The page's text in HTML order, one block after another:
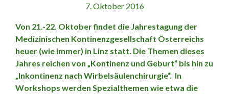
7. Oktober 2016
Von 21.-22. Oktober findet die Jahrestagung der
Medizinischen Kontinenzgesellschaft Österreichs
heuer (wie immer) in Linz statt. Die Themen dieses
Jahres reichen von „Kontinenz und Geburt“ bis hin zu
„Inkontinenz nach Wirbelsäulenchirurgie“. In
Workshops werden Spezialthemen wie etwa die